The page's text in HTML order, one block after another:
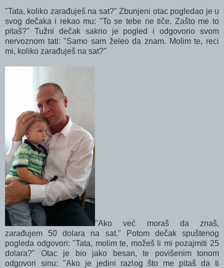
"Tata, koliko zarađuješ na sat?" Zbunjeni otac pogledao je u
svog dečaka i rekao mu: "To se tebe ne tiče. Zašto me to
pitaš?" Tužni dečak sakrio je pogled i odgovorio svom
nervoznom tati: "Samo sam želeo da znam. Molim te, reci
mi, koliko zarađuješ na sat?"
"Ako već moraš da znaš,
zarađujem 50 dolara na sat." Potom dečak spuštenog
pogleda odgovori: "Tata, molim te, možeš li mi pozajmiti 25
dolara?" Otac je bio jako besan, te povišenim tonom
odgovori sinu: "Ako je jedini razlog što me pitaš da ti